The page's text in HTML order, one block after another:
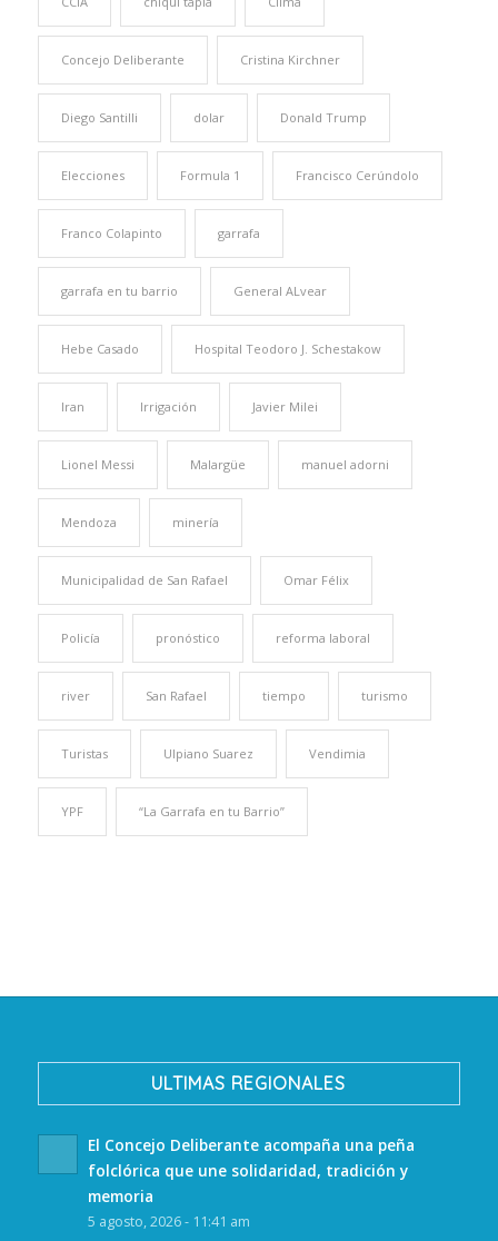
Concejo Deliberante Cristina Kirchner
Diego Santilli dolar Donald Trump
Elecciones Formula 1 Francisco Cerúndolo
Franco Colapinto garrafa
garrafa en tu barrio General ALvear
Hebe Casado Hospital Teodoro J. Schestakow
Iran Irrigación Javier Milei
Lionel Messi Malargüe manuel adorni
Mendoza minería
Municipalidad de San Rafael Omar Félix
Policía pronóstico reforma laboral
river San Rafael tiempo turismo
Turistas Ulpiano Suarez Vendimia
YPF “La Garrafa en tu Barrio”
ULTIMAS REGIONALES
El Concejo Deliberante acompaña una peña
folclórica que une solidaridad, tradición y
memoria
5 agosto, 2026 - 11:41 am